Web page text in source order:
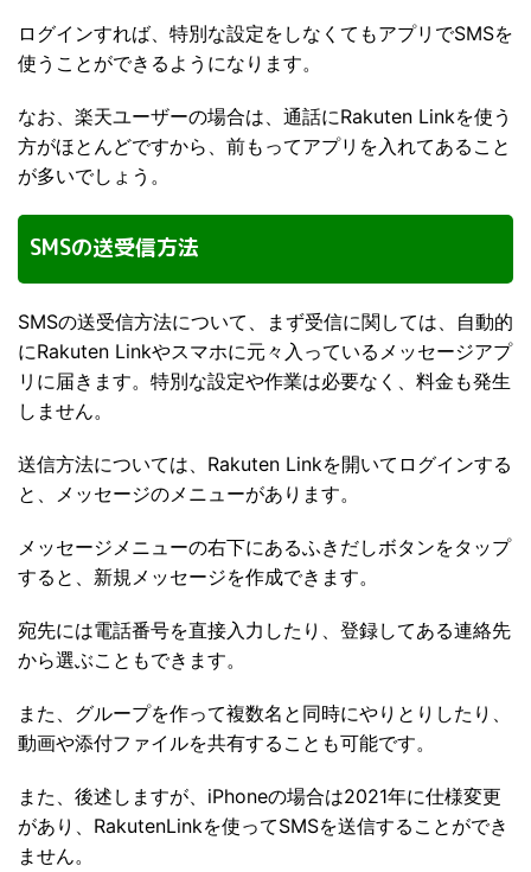
ログインすれば、特別な設定をしなくてもアプリでSMSを
使うことができるようになります。
なお、楽天ユーザーの場合は、通話にRakuten Linkを使う
方がほとんどですから、前もってアプリを入れてあること
が多いでしょう。
SMSの送受信方法
SMSの送受信方法について、まず受信に関しては、自動的
にRakuten Linkやスマホに元々入っているメッセージアプ
リに届きます。特別な設定や作業は必要なく、料金も発生
しません。
送信方法については、Rakuten Linkを開いてログインする
と、メッセージのメニューがあります。
メッセージメニューの右下にあるふきだしボタンをタップ
すると、新規メッセージを作成できます。
宛先には電話番号を直接入力したり、登録してある連絡先
から選ぶこともできます。
また、グループを作って複数名と同時にやりとりしたり、
動画や添付ファイルを共有することも可能です。
また、後述しますが、iPhoneの場合は2021年に仕様変更
があり、RakutenLinkを使ってSMSを送信することができ
ません。